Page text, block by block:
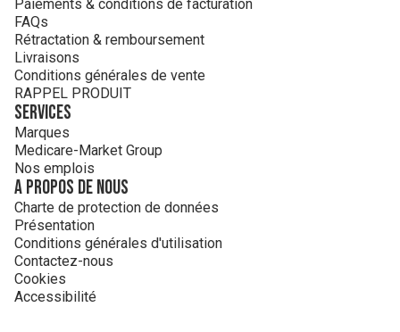
Paiements & conditions de facturation
FAQs
Rétractation & remboursement
Livraisons
Conditions générales de vente
RAPPEL PRODUIT
Services
Marques
Medicare-Market Group
Nos emplois
A propos de nous
Charte de protection de données
Présentation
Conditions générales d'utilisation
Contactez-nous
Cookies
Accessibilité